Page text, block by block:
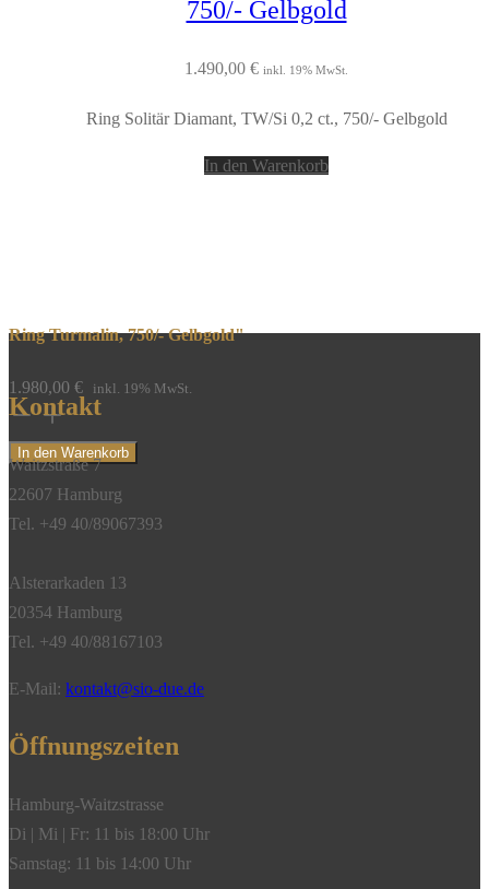
750/- Gelbgold
1.490,00 € inkl. 19% MwSt.
Ring Solitär Diamant, TW/Si 0,2 ct., 750/- Gelbgold
In den Warenkorb
Ring Turmalin, 750/- Gelbgold"
1.980,00 € inkl. 19% MwSt.
Ring
Turmalin,
750/-
Gelbgold"
Menge
In den Warenkorb
Kontakt
Waitzstraße 7
22607 Hamburg
Tel. +49 40/89067393
Alsterarkaden 13
20354 Hamburg
Tel. +49 40/88167103
E-Mail: kontakt@sio-due.de
Öffnungszeiten
Hamburg-Waitzstrasse
Di | Mi | Fr: 11 bis 18:00 Uhr
Samstag: 11 bis 14:00 Uhr